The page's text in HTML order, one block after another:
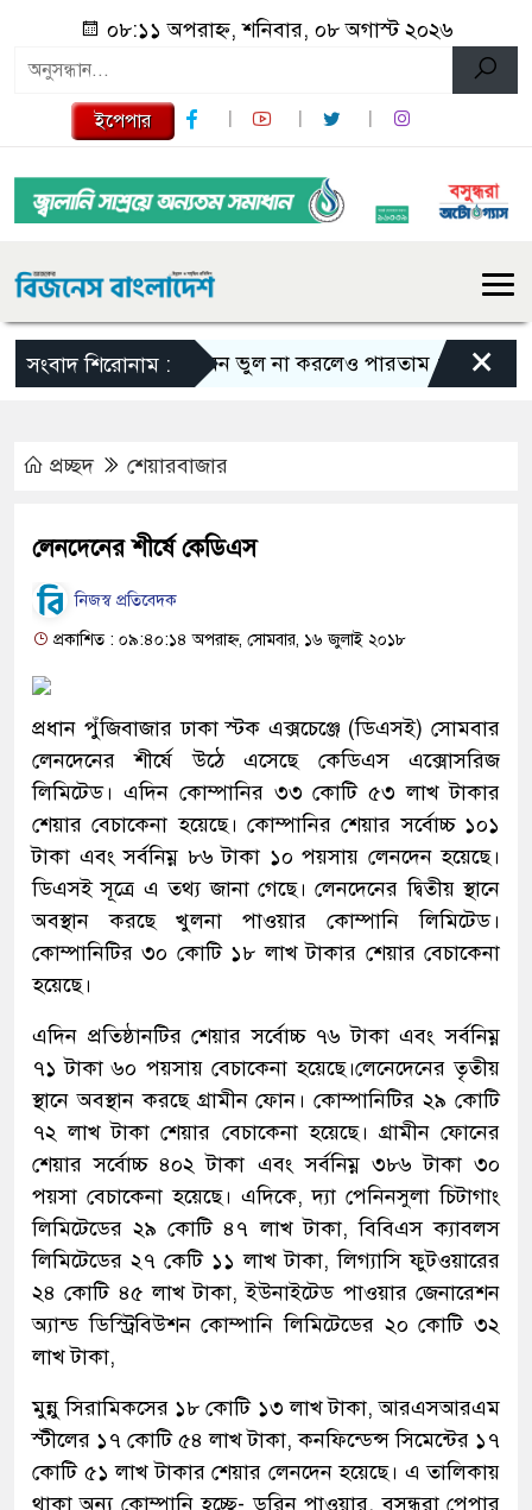
০৮:১১ অপরাহ্ন, শনিবার, ০৮ অগাস্ট ২০২৬
ইপেপার
সংবাদ শিরোনাম :এমন ভুল না করলেও পারতাম : শাকিব খান
×
প্রচ্ছদ শেয়ারবাজার
লেনদেনের শীর্ষে কেডিএস
নিজস্ব প্রতিবেদক
প্রকাশিত : ০৯:৪০:১৪ অপরাহ্ন, সোমবার, ১৬ জুলাই ২০১৮
প্রধান পুঁজিবাজার ঢাকা স্টক এক্সচেঞ্জে (ডিএসই) সোমবার
লেনদেনের শীর্ষে উঠে এসেছে কেডিএস এক্সোসরিজ
লিমিটেড। এদিন কোম্পানির ৩৩ কোটি ৫৩ লাখ টাকার
শেয়ার বেচাকেনা হয়েছে। কোম্পানির শেয়ার সর্বোচ্চ ১০১
টাকা এবং সর্বনিম্ন ৮৬ টাকা ১০ পয়সায় লেনদেন হয়েছে।
ডিএসই সূত্রে এ তথ্য জানা গেছে। লেনদেনের দ্বিতীয় স্থানে
অবস্থান করছে খুলনা পাওয়ার কোম্পানি লিমিটেড।
কোম্পানিটির ৩০ কোটি ১৮ লাখ টাকার শেয়ার বেচাকেনা
হয়েছে।
এদিন প্রতিষ্ঠানটির শেয়ার সর্বোচ্চ ৭৬ টাকা এবং সর্বনিম্ন
৭১ টাকা ৬০ পয়সায় বেচাকেনা হয়েছে।লেনেদেনের তৃতীয়
স্থানে অবস্থান করছে গ্রামীন ফোন। কোম্পানিটির ২৯ কোটি
৭২ লাখ টাকা শেয়ার বেচাকেনা হয়েছে। গ্রামীন ফোনের
শেয়ার সর্বোচ্চ ৪০২ টাকা এবং সর্বনিম্ন ৩৮৬ টাকা ৩০
পয়সা বেচাকেনা হয়েছে। এদিকে, দ্যা পেনিনসুলা চিটাগাং
লিমিটেডের ২৯ কোটি ৪৭ লাখ টাকা, বিবিএস ক্যাবলস
লিমিটেডের ২৭ কেটি ১১ লাখ টাকা, লিগ্যাসি ফুটওয়ারের
২৪ কোটি ৪৫ লাখ টাকা, ইউনাইটেড পাওয়ার জেনারেশন
অ্যান্ড ডিস্ট্রিবিউশন কোম্পানি লিমিটেডের ২০ কোটি ৩২
লাখ টাকা,
মুন্নু সিরামিকসের ১৮ কোটি ১৩ লাখ টাকা, আরএসআরএম
স্টীলের ১৭ কোটি ৫৪ লাখ টাকা, কনফিন্ডেন্স সিমেন্টের ১৭
কোটি ৫১ লাখ টাকার শেয়ার লেনদেন হয়েছে। এ তালিকায়
থাকা অন্য কোম্পানি হচ্ছে- ডরিন পাওয়ার, বসুন্ধরা পেপার